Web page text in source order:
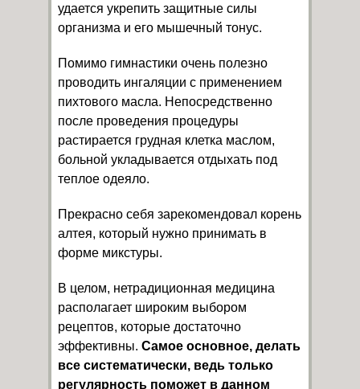
удается укрепить защитные силы
организма и его мышечный тонус.
Помимо гимнастики очень полезно
проводить ингаляции с применением
пихтового масла. Непосредственно
после проведения процедуры
растирается грудная клетка маслом,
больной укладывается отдыхать под
теплое одеяло.
Прекрасно себя зарекомендовал корень
алтея, который нужно принимать в
форме микстуры.
В целом, нетрадиционная медицина
располагает широким выбором
рецептов, которые достаточно
эффективны. Самое основное, делать
все систематически, ведь только
регулярность поможет в данном